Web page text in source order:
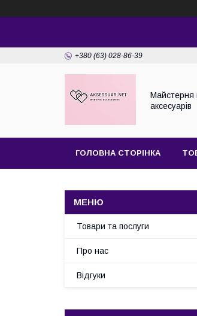
+380 (63) 028-86-39
Майстерня
аксесуарів
ГОЛОВНА СТОРІНКА
Товари та послуги
Про нас
Відгуки